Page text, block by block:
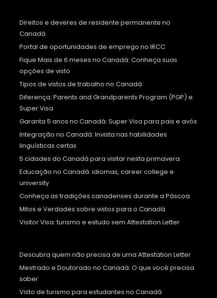
Direitos e deveres de residente permanente no
Canadá
Portal de oportunidades de emprego no IRCC
Fique Mais de 6 meses no Canadá: Conheça suas
opções de visto
Tipos de vistos de trabalho no Canadá
Diferença: Parents and Grandparents Program (PGP) e
Super Visa
Garanta 5 anos no Canadá: Super Visa para pais e avós
Integração no Canadá: Invista nas habilidades
linguísticas certas
5 cidades do Canadá para visitar nesta primavera
Educação no Canadá: idiomas, career college e
university
Conheça as tradições canadenses durante a Páscoa
Mitos e Verdades sobre vistos para o Canadá
Visitor Visa: turismo e estudo sem Attestation Letter
Descubra quem não precisa de uma Attestation Letter
Mestrado e Doutorado no Canadá: O que você precisa
saber
Visto de turismo para estudantes no Canadá